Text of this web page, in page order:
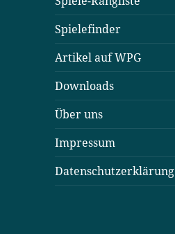
Spielefinder
Artikel auf WPG
Downloads
Über uns
Impressum
Datenschutzerklärung